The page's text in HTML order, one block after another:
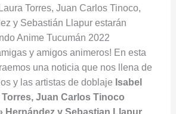
Torres, Juan Carlos Tinoco,
y Sebastián Llapur estarán
Anime Tucumán 2022
y amigos animeros! En esta
una noticia que nos llena de
y las artistas de doblaje Isabel
Torres, Juan Carlos Tinoco
Hernández y Sebastian Llapur